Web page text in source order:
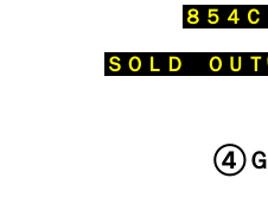
８５４
ＳＯＬＤ ＯＵＴ
④Ｇ